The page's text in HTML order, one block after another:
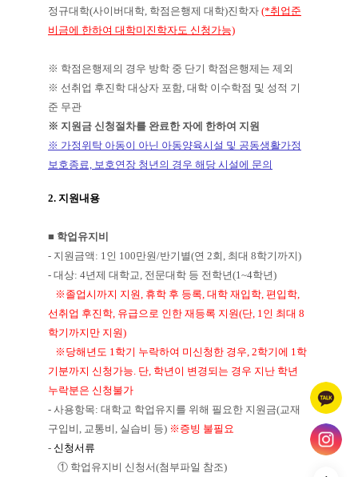
정규대학(사이버대학, 학점은행제 대학)진학자 (*취업준
비금에 한하여 대학미진학자도 신청가능)
※ 학점은행제의 경우 방학 중 단기 학점은행제는 제외
※ 선취업 후진학 대상자 포함, 대학 이수학점 및 성적 기
준 무관
※ 지원금 신청절차를 완료한 자에 한하여 지원
※ 가정위탁 아동이 아닌 아동양육시설 및 공동생활가정
보호종료, 보호연장 청년의 경우 해당 시설에 문의
2. 지원내용
■ 학업유지비
- 지원금액: 1인 100만원/반기별(연 2회, 최대 8학기까지)
- 대상: 4년제 대학교, 전문대학 등 전학년(1~4학년)
※졸업시까지 지원, 휴학 후 등록, 대학 재입학, 편입학,
선취업 후진학, 유급으로 인한 재등록 지원(단, 1인 최대 8
학기까지만 지원)
※당해년도 1학기 누락하여 미신청한 경우, 2학기에 1학
기분까지 신청가능. 단, 학년이 변경되는 경우 지난 학년
누락분은 신청불가
- 사용항목: 대학교 학업유지를 위해 필요한 지원금(교재
구입비, 교통비, 실습비 등) ※증빙 불필요
- 신청서류
① 학업유지비 신청서(첨부파일 참조)